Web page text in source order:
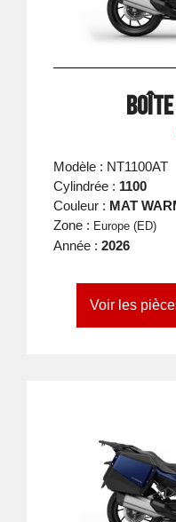
Modèle : NT1100AT
Cylindrée : 1100
Couleur : MAT
Zone : Europe (ED)
Année : 2026
Voir les